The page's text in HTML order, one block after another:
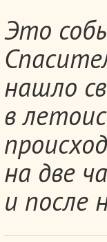
Это
нашло
в
на две
и после